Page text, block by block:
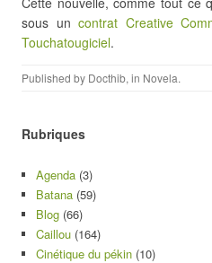
sous un contrat Creative
Touchatougiciel.
Published by Docthib, in Novela.
Rubriques
Agenda (3)
Batana (59)
Blog (66)
Caillou (164)
Cinétique du pékin (10)